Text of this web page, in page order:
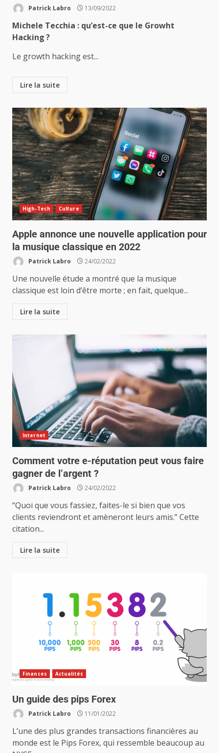
Patrick Labro 13/09/2022
Michele Tecchia : qu’est-ce que le Growht
Hacking ?
Le growth hacking est...
Lire la suite
High-Tech Culture
Apple annonce une nouvelle application pour
la musique classique en 2022
Patrick Labro 24/02/2022
Une nouvelle étude a montré que la musique
classique est loin d’être morte ; en fait, quelque...
Lire la suite
Internet
Comment votre e-réputation peut vous faire
gagner de l’argent ?
Patrick Labro 24/02/2022
“Quoi que vous fassiez, faites-le si bien que vos
clients reviendront et amèneront leurs amis.” Cette
citation...
Lire la suite
Finances Actualités
Un guide des pips Forex
Patrick Labro 11/01/2022
L’une des plus grandes transactions financières au
monde est le Pips Forex, qui ressemble beaucoup au